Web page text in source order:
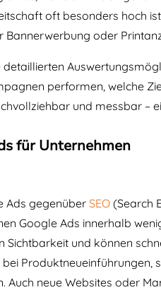
oft besonders hoch
oder
detaillierten
performen, welche
und messbar –
für Unternehmen
Ads gegenüber SEO (Search
Google Ads innerhalb
und können
Produktneueinführungen,
Auch neue Websites oder